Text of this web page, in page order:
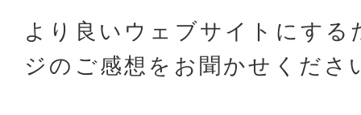
より良いウェブサイトにする
ジのご感想をお聞かせくださ